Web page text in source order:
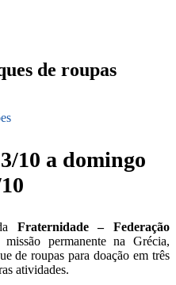
de roupas
10 a domingo
Fraternidade – Federação
permanente na Grécia,
de roupas para doação em três
atividades.